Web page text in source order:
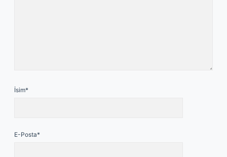
İsim*
E-Posta*